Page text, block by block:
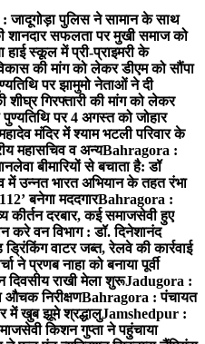
जादूगोड़ा पुलिस ने सामान के साथ
शानदार सफलता पर मुखी समाज को
हाई स्कूल में प्री-प्राइमरी के
की मांग को लेकर डीएम को सौंपा
पर झामुमो नेताओं ने दी
गिरफ्तारी की मांग को लेकर
पर 4 अगस्त को जोहार
मंदिर में श्याम भटली परिवार के
महासचिव व अन्यBahragora :
बीमारियों से बचाता है: डॉ
में उन्नत भारत अभियान के तहत रंभा
बनेगा मददगारBahragora :
कीर्तन दरबार, कई समाजसेवी हुए
करे वन विभाग : डॉ. दिनेशानंद
वाटर जब्त, रेलवे की कार्रवाई
ने प्रणब नाहा को बनाया पूर्वी
दिवसीय राखी मेला शुरूJadugora :
औचक निरीक्षणBahragora : पंचायत
में खुब झूमे श्रद्धालुJamshedpur :
किशन गुप्ता ने पहुंचाया